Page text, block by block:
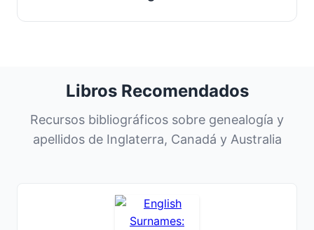
Libros Recomendados
Recursos bibliográficos sobre genealogía y
apellidos de Inglaterra, Canadá y Australia